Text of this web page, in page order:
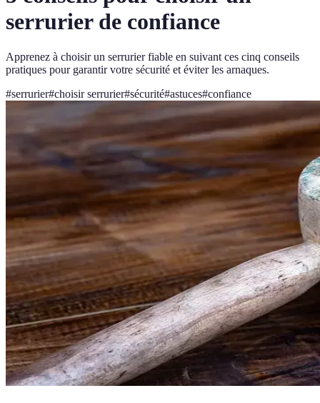
serrurier de confiance
Apprenez à choisir un serrurier fiable en suivant ces cinq conseils
pratiques pour garantir votre sécurité et éviter les arnaques.
#serrurier#choisir serrurier#sécurité#astuces#confiance